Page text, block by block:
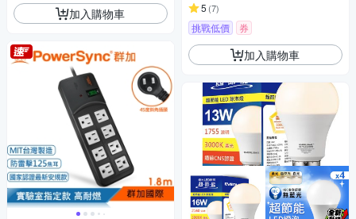
加入購物車 5 (7)
挑戰低價 券
加入購物車